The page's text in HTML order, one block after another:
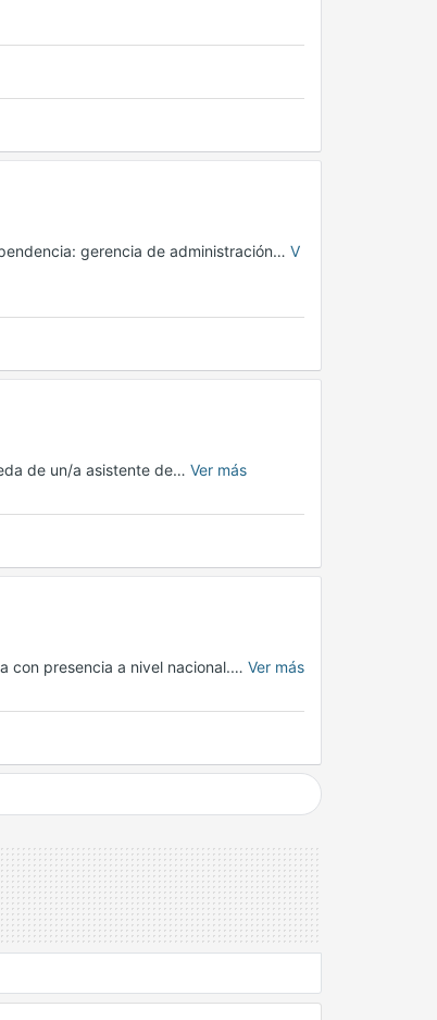
gerencia de administración… V
de un/a asistente de… Ver más
con presencia a nivel nacional.… Ver más